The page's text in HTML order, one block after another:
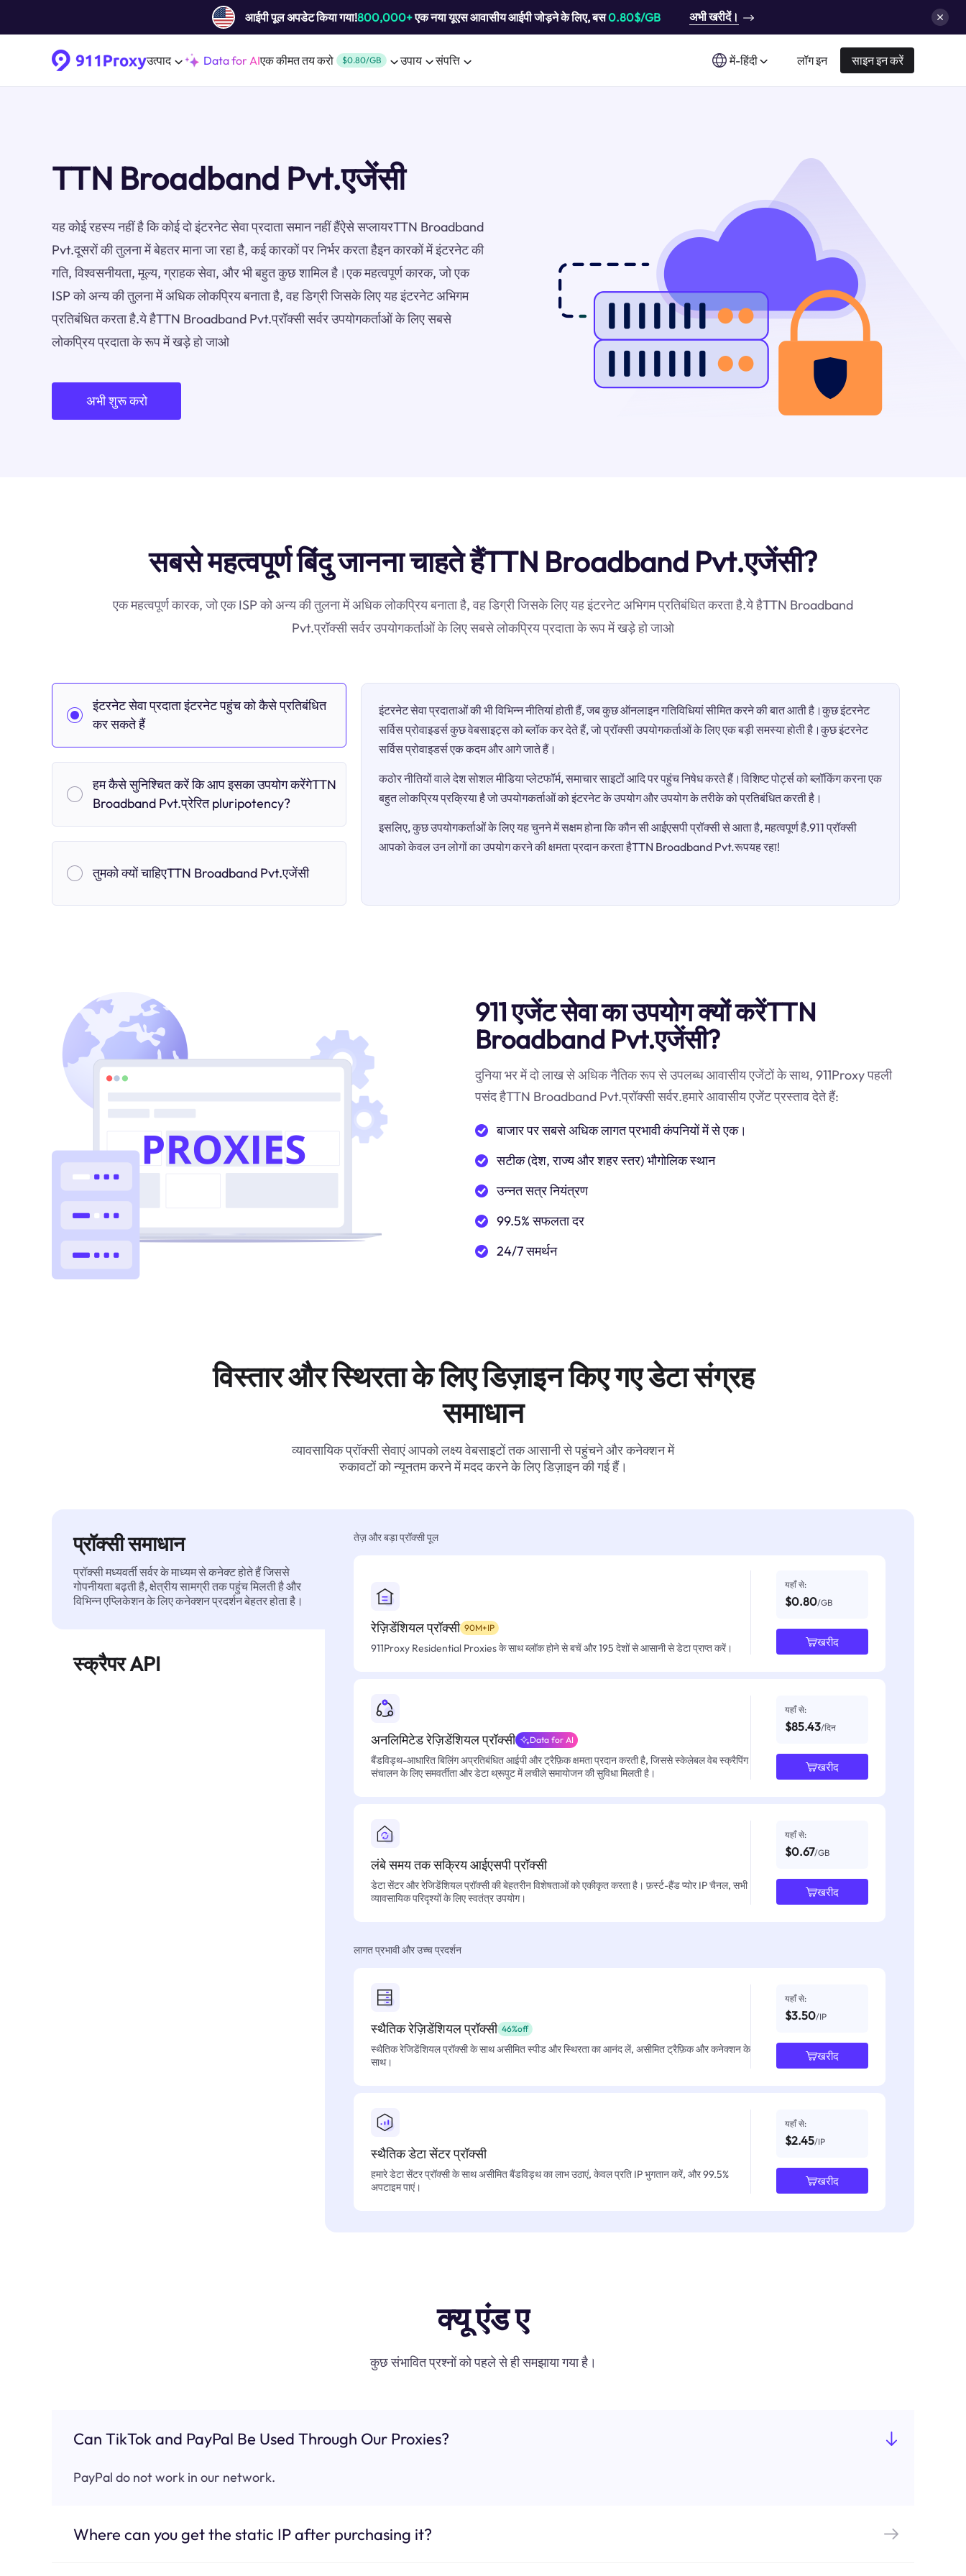
आईपी ​​पूल अपडेट किया गया!800,000+एक नया यूएस आवासीय आईपी जोड़ने के लिए, बस0.80$/GB अभी खरीदें।
उत्पाद Data for AIएक कीमत तय करो $0.80/GB उपाय संपत्ति में-हिंदी लॉग इन साइन इन करें
TTN Broadband Pvt.एजेंसी
यह कोई रहस्य नहीं है कि कोई दो इंटरनेट सेवा प्रदाता समान नहीं हैंऐसे सप्लायरTTN Broadband
Pvt.दूसरों की तुलना में बेहतर माना जा रहा है, कई कारकों पर निर्भर करता हैइन कारकों में इंटरनेट की
गति, विश्वसनीयता, मूल्य, ग्राहक सेवा, और भी बहुत कुछ शामिल है।एक महत्वपूर्ण कारक, जो एक
ISP को अन्य की तुलना में अधिक लोकप्रिय बनाता है, वह डिग्री जिसके लिए यह इंटरनेट अभिगम
प्रतिबंधित करता है.ये हैTTN Broadband Pvt.प्रॉक्सी सर्वर उपयोगकर्ताओं के लिए सबसे
लोकप्रिय प्रदाता के रूप में खड़े हो जाओ
अभी शुरू करो
सबसे महत्वपूर्ण बिंदु जानना चाहते हैंTTN Broadband Pvt.एजेंसी?
एक महत्वपूर्ण कारक, जो एक ISP को अन्य की तुलना में अधिक लोकप्रिय बनाता है, वह डिग्री जिसके लिए यह इंटरनेट अभिगम प्रतिबंधित करता है.ये हैTTN Broadband
Pvt.प्रॉक्सी सर्वर उपयोगकर्ताओं के लिए सबसे लोकप्रिय प्रदाता के रूप में खड़े हो जाओ
इंटरनेट सेवा प्रदाता इंटरनेट पहुंच को कैसे प्रतिबंधित
कर सकते हैं
हम कैसे सुनिश्चित करें कि आप इसका उपयोग करेंगेTTN
Broadband Pvt.प्रेरित pluripotency?
तुमको क्यों चाहिएTTN Broadband Pvt.एजेंसी
इंटरनेट सेवा प्रदाताओं की भी विभिन्न नीतियां होती हैं, जब कुछ ऑनलाइन गतिविधियां सीमित करने की बात आती है।कुछ इंटरनेट
सर्विस प्रोवाइडर्स कुछ वेबसाइट्स को ब्लॉक कर देते हैं, जो प्रॉक्सी उपयोगकर्ताओं के लिए एक बड़ी समस्या होती है।कुछ इंटरनेट
सर्विस प्रोवाइडर्स एक कदम और आगे जाते हैं।
कठोर नीतियों वाले देश सोशल मीडिया प्लेटफॉर्म, समाचार साइटों आदि पर पहुंच निषेध करते हैं।विशिष्ट पोर्ट्स को ब्लॉकिंग करना एक
बहुत लोकप्रिय प्रक्रिया है जो उपयोगकर्ताओं को इंटरनेट के उपयोग और उपयोग के तरीके को प्रतिबंधित करती है।
इसलिए, कुछ उपयोगकर्ताओं के लिए यह चुनने में सक्षम होना कि कौन सी आईएसपी प्रॉक्सी से आता है, महत्वपूर्ण है.911 प्रॉक्सी
आपको केवल उन लोगों का उपयोग करने की क्षमता प्रदान करता हैTTN Broadband Pvt.रूपयह रहा!
911 एजेंट सेवा का उपयोग क्यों करेंTTN
Broadband Pvt.एजेंसी?
दुनिया भर में दो लाख से अधिक नैतिक रूप से उपलब्ध आवासीय एजेंटों के साथ, 911Proxy पहली
पसंद हैTTN Broadband Pvt.प्रॉक्सी सर्वर.हमारे आवासीय एजेंट प्रस्ताव देते हैं:
बाजार पर सबसे अधिक लागत प्रभावी कंपनियों में से एक।
सटीक (देश, राज्य और शहर स्तर) भौगोलिक स्थान
उन्नत सत्र नियंत्रण
99.5% सफलता दर
24/7 समर्थन
विस्तार और स्थिरता के लिए डिज़ाइन किए गए डेटा संग्रह
समाधान
व्यावसायिक प्रॉक्सी सेवाएं आपको लक्ष्य वेबसाइटों तक आसानी से पहुंचने और कनेक्शन में
रुकावटों को न्यूनतम करने में मदद करने के लिए डिज़ाइन की गई हैं।
प्रॉक्सी समाधान
प्रॉक्सी मध्यवर्ती सर्वर के माध्यम से कनेक्ट होते हैं जिससे
गोपनीयता बढ़ती है, क्षेत्रीय सामग्री तक पहुंच मिलती है और
विभिन्न एप्लिकेशन के लिए कनेक्शन प्रदर्शन बेहतर होता है।
स्क्रैपर API
तेज़ और बड़ा प्रॉक्सी पूल
रेज़िडेंशियल प्रॉक्सी 90M+IP
911Proxy Residential Proxies के साथ ब्लॉक होने से बचें और 195 देशों से आसानी से डेटा प्राप्त करें।
यहाँ से:
$0.80/GB
खरीद
अनलिमिटेड रेज़िडेंशियल प्रॉक्सी Data for AI
बैंडविड्थ-आधारित बिलिंग अप्रतिबंधित आईपी और ट्रैफ़िक क्षमता प्रदान करती है, जिससे स्केलेबल वेब स्क्रैपिंग
संचालन के लिए समवर्तीता और डेटा थ्रूपुट में लचीले समायोजन की सुविधा मिलती है।
यहाँ से:
$85.43/दिन
खरीद
लंबे समय तक सक्रिय आईएसपी प्रॉक्सी
डेटा सेंटर और रेजिडेंशियल प्रॉक्सी की बेहतरीन विशेषताओं को एकीकृत करता है। फ़र्स्ट-हैंड प्योर IP चैनल, सभी
व्यावसायिक परिदृश्यों के लिए स्वतंत्र उपयोग।
यहाँ से:
$0.67/GB
खरीद
लागत प्रभावी और उच्च प्रदर्शन
स्थैतिक रेज़िडेंशियल प्रॉक्सी 46%off
स्थैतिक रेजिडेंशियल प्रॉक्सी के साथ असीमित स्पीड और स्थिरता का आनंद लें, असीमित ट्रैफ़िक और कनेक्शन के
साथ।
यहाँ से:
$3.50/IP
खरीद
स्थैतिक डेटा सेंटर प्रॉक्सी
हमारे डेटा सेंटर प्रॉक्सी के साथ असीमित बैंडविड्थ का लाभ उठाएं, केवल प्रति IP भुगतान करें, और 99.5%
अपटाइम पाएं।
यहाँ से:
$2.45/IP
खरीद
क्यू एंड ए
कुछ संभावित प्रश्नों को पहले से ही समझाया गया है।
Can TikTok and PayPal Be Used Through Our Proxies?
PayPal do not work in our network.
Where can you get the static IP after purchasing it?